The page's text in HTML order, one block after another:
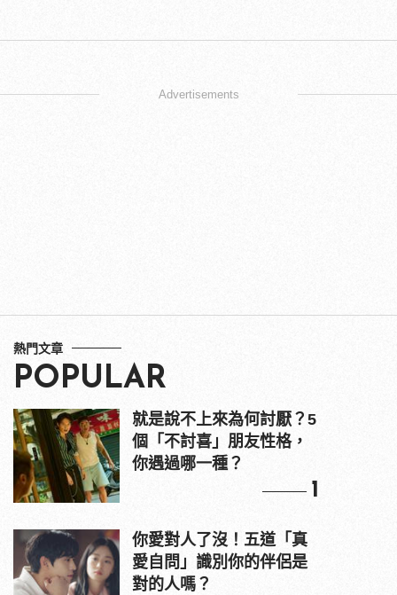
Advertisements
熱門文章
POPULAR
就是說不上來為何討厭？5
個「不討喜」朋友性格，
你遇過哪一種？
1
你愛對人了沒！五道「真
愛自問」識別你的伴侶是
對的人嗎？